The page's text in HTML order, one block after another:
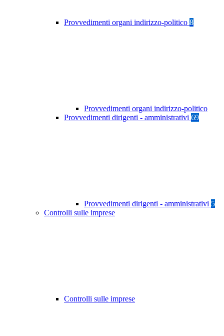
Provvedimenti organi indirizzo-politico 8
Provvedimenti organi indirizzo-politico
Provvedimenti dirigenti - amministrativi 69
Provvedimenti dirigenti - amministrativi 5
Controlli sulle imprese
Controlli sulle imprese